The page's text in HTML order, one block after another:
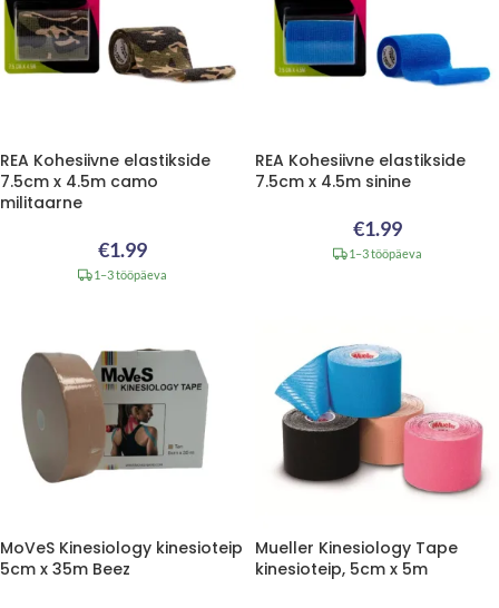
REA Kohesiivne elastikside
7.5cm x 4.5m camo
militaarne
€1.99
1–3 tööpäeva
REA Kohesiivne elastikside
7.5cm x 4.5m sinine
€1.99
1–3 tööpäeva
MoVeS Kinesiology kinesioteip
5cm x 35m Beez
Mueller Kinesiology Tape
kinesioteip, 5cm x 5m